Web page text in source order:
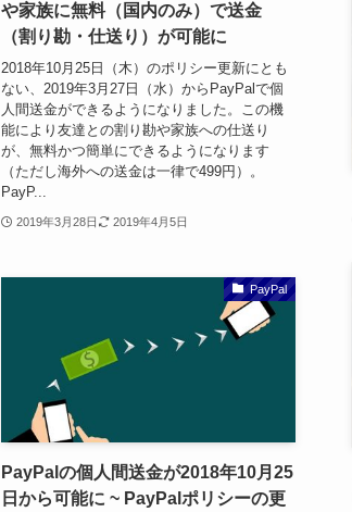
や家族に無料（国内のみ）で送金
（割り勘・仕送り）が可能に
2018年10月25日（木）のポリシー更新にとも
ない、2019年3月27日（水）からPayPalで個
人間送金ができるようになりました。この機
能により友達との割り勘や家族への仕送り
が、無料かつ簡単にできるようになります
（ただし海外への送金は一律で499円）。
PayP...
2019年3月28日 2019年4月5日
PayPal
PayPalの個人間送金が2018年10月25
日から可能に ~ PayPalポリシーの更